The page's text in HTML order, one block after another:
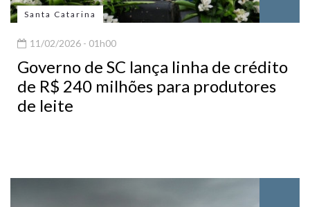
Santa Catarina
11/02/2026 - 01h00
Governo de SC lança linha de crédito
de R$ 240 milhões para produtores
de leite